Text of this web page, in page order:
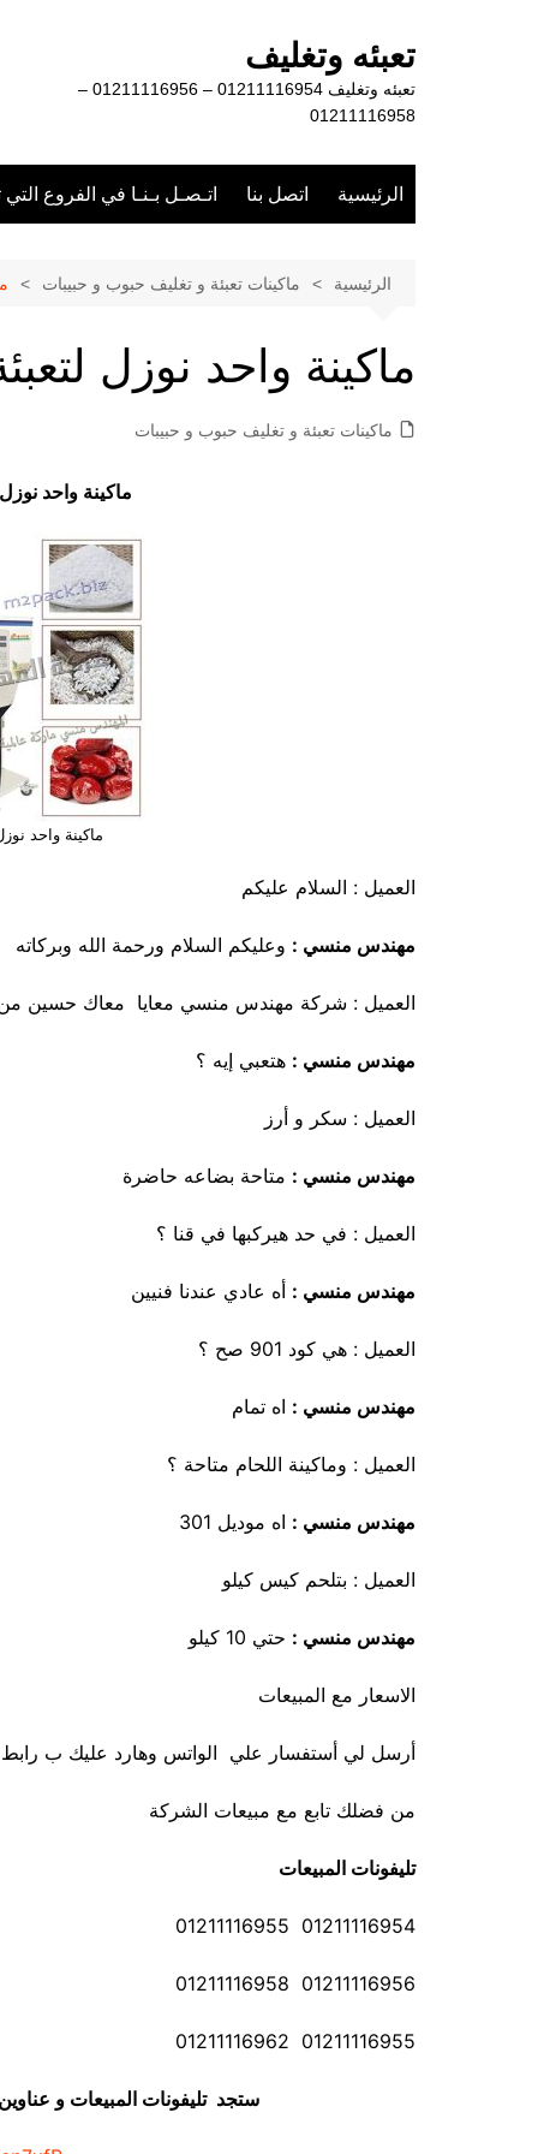
تعبئه وتغليف
تعبئه وتغليف 01211116954 – 01211116956 –
01211116958
الرئيسية اتصل بنا اتـصـل بـنـا في الفروع
الرئيسية ماكينات تعبئة و تغليف حبوب و حبيبات
ماكينة واحد نوزل
ماكينات تعبئة و تغليف حبوب و حبيبات
ماكينة واحد
ماكينة واحد
العميل : السلام عليكم
مهندس منسي : وعليكم السلام ورحمة الله وبركاته
العميل : شركة مهندس منسي معايا معاك حسين من
مهندس منسي : هتعبي إيه ؟
العميل : سكر و أرز
مهندس منسي : متاحة بضاعه حاضرة
العميل : في حد هيركبها في قنا ؟
مهندس منسي : أه عادي عندنا فنيين
العميل : هي كود 901 صح ؟
مهندس منسي : اه تمام
العميل : وماكينة اللحام متاحة ؟
مهندس منسي : اه موديل 301
العميل : بتلحم كيس كيلو
مهندس منسي : حتي 10 كيلو
الاسعار مع المبيعات
أرسل لي أستفسار علي الواتس وهارد عليك ب رابط
من فضلك تابع مع مبيعات الشركة
تليفونات المبيعات
01211116954 01211116955
01211116956 01211116958
01211116955 01211116962
ستجد تليفونات المبيعات و